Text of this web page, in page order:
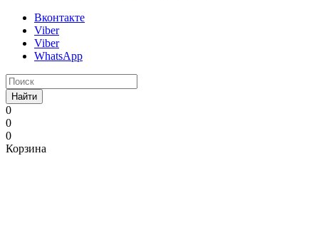
Вконтакте
Viber
Viber
WhatsApp
Найти
0
0
0
Корзина